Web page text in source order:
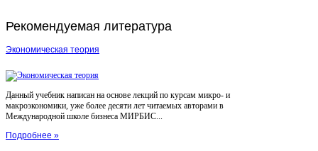
Рекомендуемая литература
Экономическая теория
Данный учебник написан на основе лекций по курсам микро- и
макроэкономики, уже более десяти лет читаемых авторами в
Международной школе бизнеса МИРБИС...
Подробнее »